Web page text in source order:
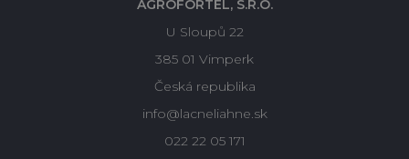
AGROFORTEL, S.R.O.
U Sloupů 22
385 01 Vimperk
Česká republika
info@lacneliahne.sk
022 22 05 171